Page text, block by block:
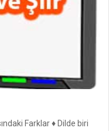
Farklar ♦ Dilde biri